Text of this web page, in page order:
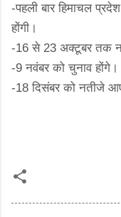
-पहली बार हिमाचल
होंगी।
-16 से 23 अक्टूबर तक
-9 नवंबर को चुनाव होंगे।
-18 दिसंबर को नतीजे